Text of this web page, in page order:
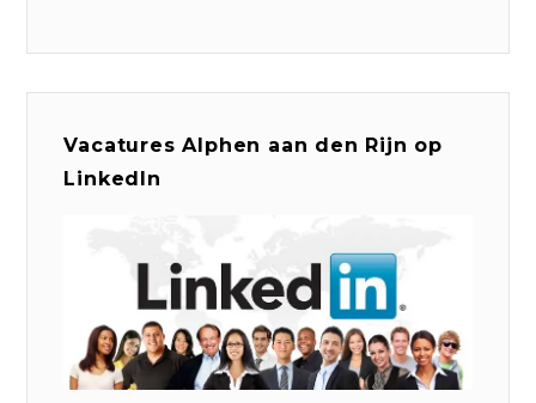
Vacatures Alphen aan den Rijn op
LinkedIn